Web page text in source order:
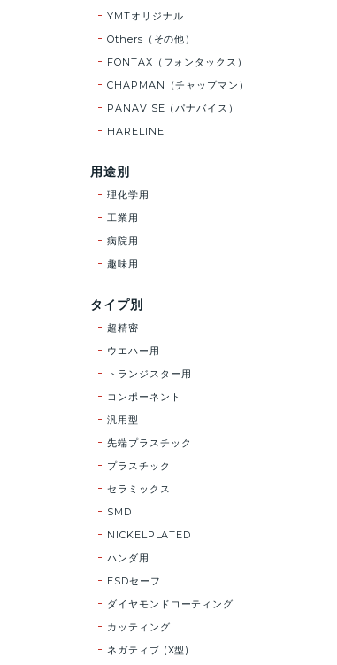
YMTオリジナル
Others（その他）
FONTAX（フォンタックス）
CHAPMAN（チャップマン）
PANAVISE（パナバイス）
HARELINE
用途別
理化学用
工業用
病院用
趣味用
タイプ別
超精密
ウエハー用
トランジスター用
コンポーネント
汎用型
先端プラスチック
プラスチック
セラミックス
SMD
NICKELPLATED
ハンダ用
ESDセーフ
ダイヤモンドコーティング
カッティング
ネガティブ (X型)